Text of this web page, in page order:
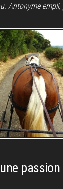
Antonyme empli,
passion